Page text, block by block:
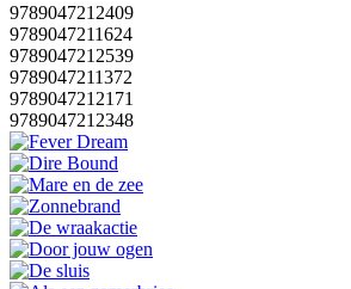
9789047212409
9789047211624
9789047212539
9789047211372
9789047212171
9789047212348